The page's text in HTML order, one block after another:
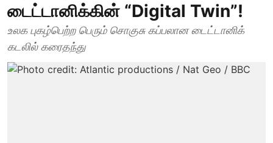
டைட்டானிக்கின் “Digital Twin”!
உலக புகழ்பெற்ற பெரும் சொகுசு கப்பலான டைட்டானிக்
கடலில் கரைதந்து